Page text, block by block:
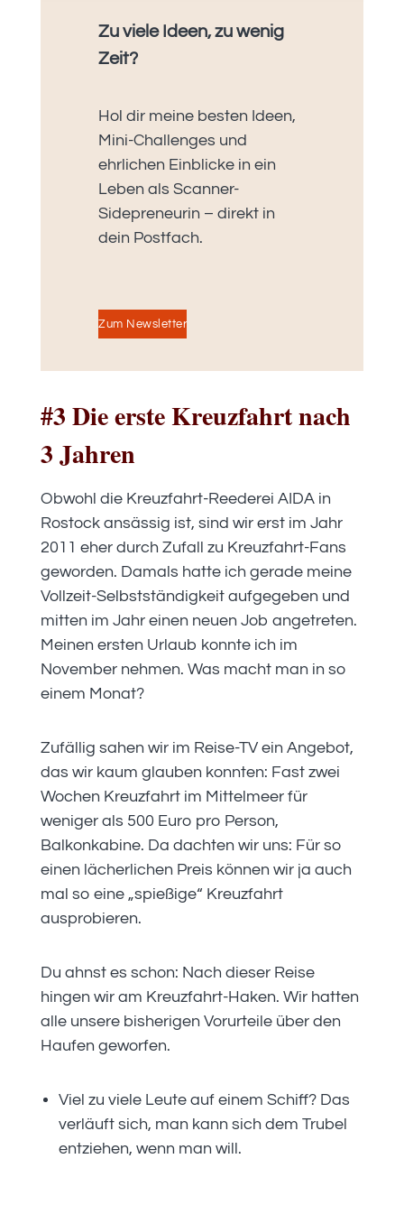
Zu viele Ideen, zu wenig
Zeit?
Hol dir meine besten Ideen,
Mini-Challenges und
ehrlichen Einblicke in ein
Leben als Scanner-
Sidepreneurin – direkt in
dein Postfach.
Zum Newsletter
#3 Die erste Kreuzfahrt nach
3 Jahren
Obwohl die Kreuzfahrt-Reederei AIDA in
Rostock ansässig ist, sind wir erst im Jahr
2011 eher durch Zufall zu Kreuzfahrt-Fans
geworden. Damals hatte ich gerade meine
Vollzeit-Selbstständigkeit aufgegeben und
mitten im Jahr einen neuen Job angetreten.
Meinen ersten Urlaub konnte ich im
November nehmen. Was macht man in so
einem Monat?
Zufällig sahen wir im Reise-TV ein Angebot,
das wir kaum glauben konnten: Fast zwei
Wochen Kreuzfahrt im Mittelmeer für
weniger als 500 Euro pro Person,
Balkonkabine. Da dachten wir uns: Für so
einen lächerlichen Preis können wir ja auch
mal so eine „spießige“ Kreuzfahrt
ausprobieren.
Du ahnst es schon: Nach dieser Reise
hingen wir am Kreuzfahrt-Haken. Wir hatten
alle unsere bisherigen Vorurteile über den
Haufen geworfen.
Viel zu viele Leute auf einem Schiff? Das
verläuft sich, man kann sich dem Trubel
entziehen, wenn man will.